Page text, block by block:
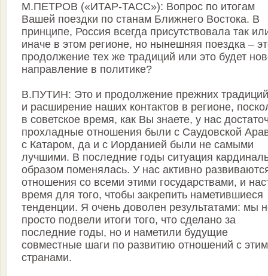
М.ПЕТРОВ («ИТАР-ТАСС»): Вопрос по итогам
Вашей поездки по станам Ближнего Востока. В
принципе, Россия всегда присутствовала так
иначе в этом регионе, но нынешняя поездка –
продолжение тех же традиций или это будет
направление в политике?
В.ПУТИН: Это и продолжение прежних
и расширение наших контактов в регионе,
в советское время, как Вы знаете, у нас
прохладные отношения были с Саудовской
с Катаром, да и с Иорданией были не самыми
лучшими. В последние годы ситуация
образом поменялась. У нас активно
отношения со всеми этими государствами, и
время для того, чтобы закрепить наметившиеся
тенденции. Я очень доволен результатами: мы
просто подвели итоги того, что сделано за
последние годы, но и наметили будущие
совместные шаги по развитию отношений с
странами.